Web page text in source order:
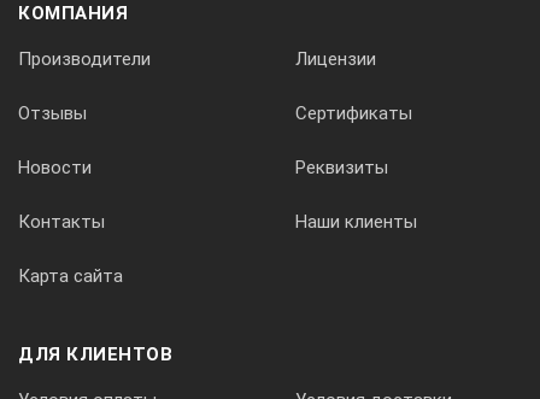
КОМПАНИЯ
Производители Лицензии
Отзывы Сертификаты
Новости Реквизиты
Контакты Наши клиенты
Карта сайта
ДЛЯ КЛИЕНТОВ